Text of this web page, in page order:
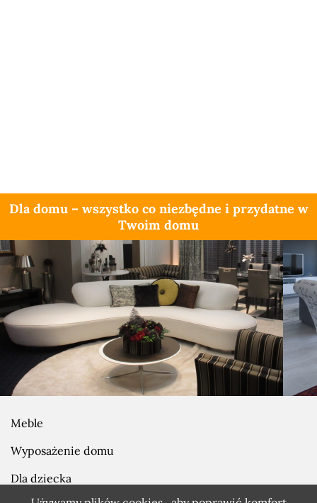
Dla domu – wszystko co niezbędne i przydatne w
Twoim domu
Meble
Wyposażenie domu
Dla dziecka